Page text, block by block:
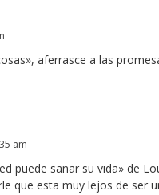
aferrasce a las
am
puede sanar su vida» de
que esta muy lejos de ser